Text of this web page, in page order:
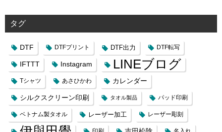
タグ
DTF DTFプリント DTF出力 DTF転写
IFTTT Instagram LINEブログ
Tシャツ あさひかわ カレンダー
シルクスクリーン印刷 タオル製品 パッド印刷
ベトナム製タオル レーザー加工 レーザー彫刻